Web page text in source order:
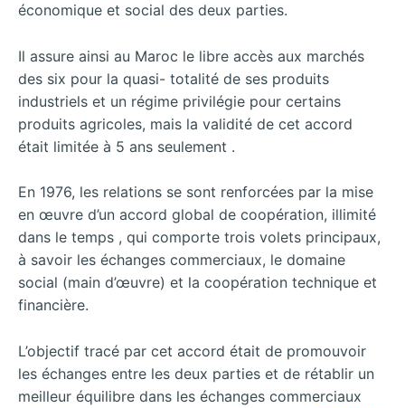
économique et social des deux parties.
Il assure ainsi au Maroc le libre accès aux marchés
des six pour la quasi- totalité de ses produits
industriels et un régime privilégie pour certains
produits agricoles, mais la validité de cet accord
était limitée à 5 ans seulement .
En 1976, les relations se sont renforcées par la mise
en œuvre d’un accord global de coopération, illimité
dans le temps , qui comporte trois volets principaux,
à savoir les échanges commerciaux, le domaine
social (main d’œuvre) et la coopération technique et
financière.
L’objectif tracé par cet accord était de promouvoir
les échanges entre les deux parties et de rétablir un
meilleur équilibre dans les échanges commerciaux